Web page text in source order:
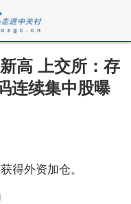
高 上交所：存
连续集中股曝
得外资加仓。